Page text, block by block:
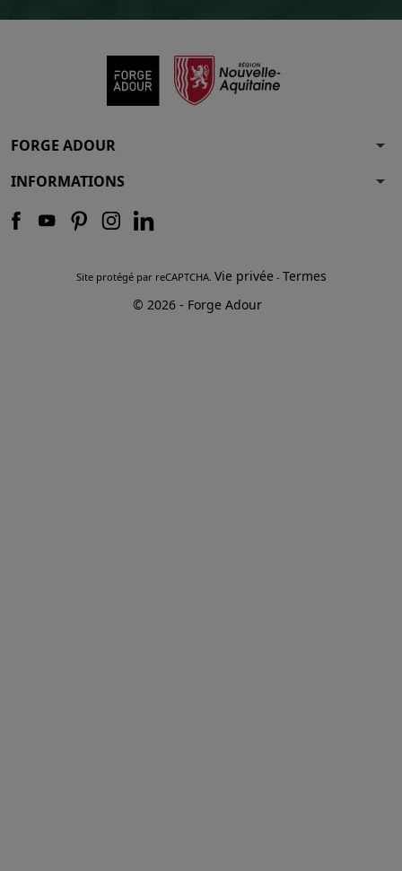
FORGE ADOUR arrow_drop_down
INFORMATIONS arrow_drop_down
Site protégé par reCAPTCHA. Vie privée - Termes
© 2026 - Forge Adour